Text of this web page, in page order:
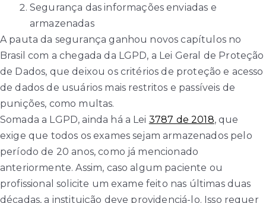
Segurança das informações enviadas e
armazenadas
A pauta da segurança ganhou novos capítulos no
Brasil com a chegada da LGPD, a Lei Geral de Proteção
de Dados, que deixou os critérios de proteção e acesso
de dados de usuários mais restritos e passíveis de
punições, como multas.
Somada a LGPD, ainda há a Lei 3787 de 2018, que
exige que todos os exames sejam armazenados pelo
período de 20 anos, como já mencionado
anteriormente. Assim, caso algum paciente ou
profissional solicite um exame feito nas últimas duas
décadas, a instituição deve providenciá-lo. Isso requer